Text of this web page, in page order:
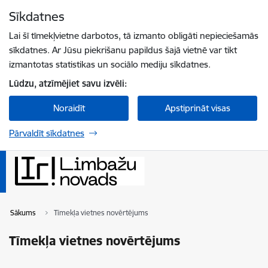
Sīkdatnes
Lai šī tīmekļvietne darbotos, tā izmanto obligāti nepieciešamās
sīkdatnes. Ar Jūsu piekrišanu papildus šajā vietnē var tikt
izmantotas statistikas un sociālo mediju sīkdatnes.
Lūdzu, atzīmējiet savu izvēli:
Noraidīt Apstiprināt visas
Pārvaldīt sīkdatnes
Sākums Tīmekļa vietnes novērtējums
Tīmekļa vietnes novērtējums